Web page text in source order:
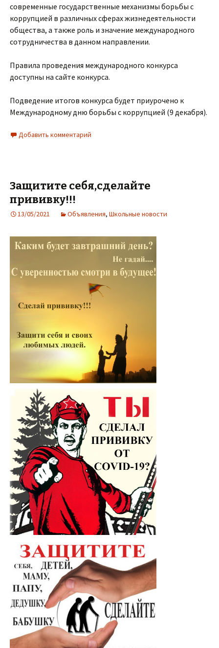
современные государственные механизмы борьбы с
коррупцией в различных сферах жизнедеятельности
общества, а также роль и значение международного
сотрудничества в данном направлении.
Правила проведения международного конкурса
доступны на сайте конкурса.
Подведение итогов конкурса будет приурочено к
Международному дню борьбы с коррупцией (9 декабря).
Добавить комментарий
Защитите себя,сделайте
прививку!!!
13/05/2021 Объявления, Школьные новости